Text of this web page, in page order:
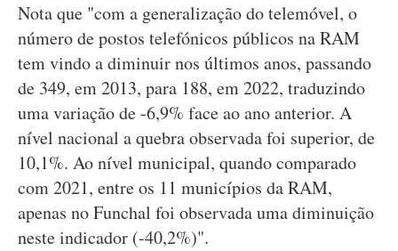
Nota que "com a generalização do telemóvel, o
número de postos telefónicos públicos na RAM
tem vindo a diminuir nos últimos anos, passando
de 349, em 2013, para 188, em 2022, traduzindo
uma variação de -6,9% face ao ano anterior. A
nível nacional a quebra observada foi superior, de
10,1%. Ao nível municipal, quando comparado
com 2021, entre os 11 municípios da RAM,
apenas no Funchal foi observada uma diminuição
neste indicador (-40,2%)".